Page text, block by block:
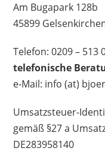
Am Bugapark 128b
45899
Telefon: 0209 – 513
telefonische
e-Mail: info (at)
Umsatzsteuer-
gemäß §27 a
DE283958140